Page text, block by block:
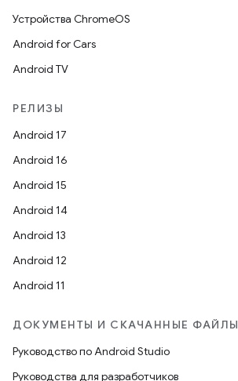
Устройства ChromeOS
Android for Cars
Android TV
РЕЛИЗЫ
Android 17
Android 16
Android 15
Android 14
Android 13
Android 12
Android 11
ДОКУМЕНТЫ И СКАЧАННЫЕ ФАЙЛЫ
Руководство по Android Studio
Руководства для разработчиков